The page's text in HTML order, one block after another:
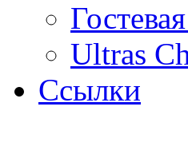
Ultras
Ссылки